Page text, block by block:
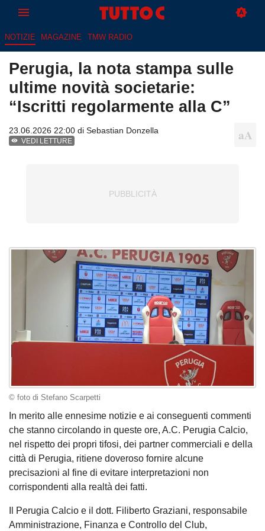
NOTIZIE MAGAZINE TMW RADIO
Perugia, la nota stampa sulle
ultime novità societarie:
“Iscritti regolarmente alla C”
23.06.2026 22:00 di Sebastian Donzella
VEDI LETTURE
© foto di Stefano Scarpetti
In merito alle ennesime notizie e ai conseguenti commenti
che stanno circolando in queste ore, A.C. Perugia Calcio,
nel rispetto dei propri tifosi, dei partner commerciali e della
città di Perugia, ritiene doveroso fornire alcune
precisazioni al fine di evitare interpretazioni non
corrispondenti alla realtà dei fatti.
Il Perugia Calcio e il dott. Filiberto Graziani, responsabile
Amministrazione, Finanza e Controllo del Club,